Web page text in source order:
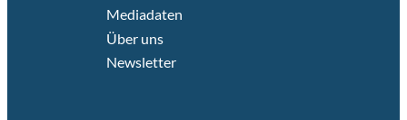
Mediadaten
Über uns
Newsletter